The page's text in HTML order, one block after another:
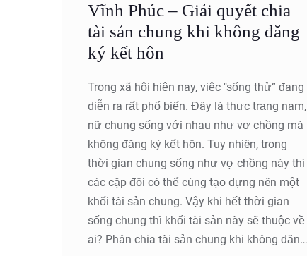
Vĩnh Phúc – Giải quyết chia
tài sản chung khi không đăng
ký kết hôn
Trong xã hội hiện nay, việc "sống thử” đang
diễn ra rất phổ biến. Đây là thực trạng nam,
nữ chung sống với nhau như vợ chồng mà
không đăng ký kết hôn. Tuy nhiên, trong
thời gian chung sống như vợ chồng này thì
các cặp đôi có thể cùng tạo dựng nên một
khối tài sản chung. Vậy khi hết thời gian
sống chung thì khối tài sản này sẽ thuộc về
ai? Phân chia tài sản chung khi không đăng